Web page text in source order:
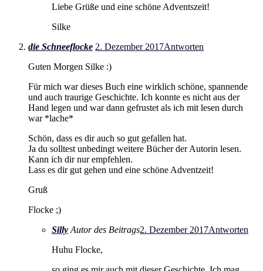
Liebe Grüße und eine schöne Adventszeit!
Silke
die Schneeflocke 2. Dezember 2017Antworten
Guten Morgen Silke :)
Für mich war dieses Buch eine wirklich schöne, spannende
und auch traurige Geschichte. Ich konnte es nicht aus der
Hand legen und war dann gefrustet als ich mit lesen durch
war *lache*
Schön, dass es dir auch so gut gefallen hat.
Ja du solltest unbedingt weitere Bücher der Autorin lesen.
Kann ich dir nur empfehlen.
Lass es dir gut gehen und eine schöne Adventzeit!
Gruß
Flocke ;)
Silly Autor des Beitrags2. Dezember 2017Antworten
Huhu Flocke,